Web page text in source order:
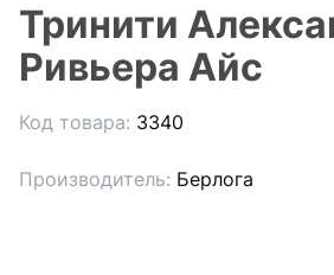
Тринити
Ривьера Айс
Код товара: 3340
Производитель: Берлога